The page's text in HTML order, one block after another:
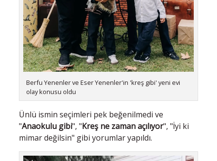
Berfu Yenenler ve Eser Yenenler'in 'kreş gibi' yeni evi
olay konusu oldu
Ünlü ismin seçimleri pek beğenilmedi ve
"Anaokulu gibi", "Kreş ne zaman açılıyor", "İyi ki
mimar değilsin" gibi yorumlar yapıldı.